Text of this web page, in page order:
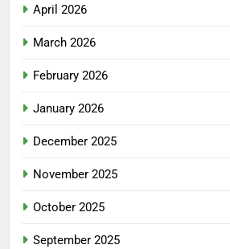
April 2026
March 2026
February 2026
January 2026
December 2025
November 2025
October 2025
September 2025